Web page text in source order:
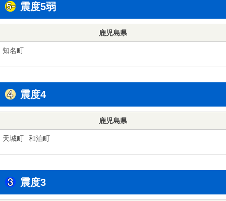
震度5弱
鹿児島県
知名町
震度4
鹿児島県
天城町 和泊町
震度3